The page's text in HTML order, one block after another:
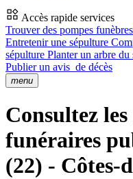
Accès rapide services
Trouver des pompes funèbres
Entretenir une sépulture
sépulture Planter un arbre du
Publier un avis de décès
menu
Consultez
funéraires
(22) - Côtes-